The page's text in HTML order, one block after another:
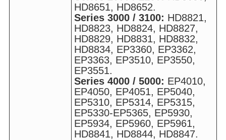
HD8651, HD8652.
Series 3000 / 3100: HD8821,
HD8823, HD8824, HD8827,
HD8829, HD8831, HD8832,
HD8834, EP3360, EP3362,
EP3363, EP3510, EP3550,
EP3551.
Series 4000 / 5000: EP4010,
EP4050, EP4051, EP5040,
EP5310, EP5314, EP5315,
EP5330-EP5365, EP5930,
EP5934, EP5960, EP5961,
HD8841, HD8844, HD8847.